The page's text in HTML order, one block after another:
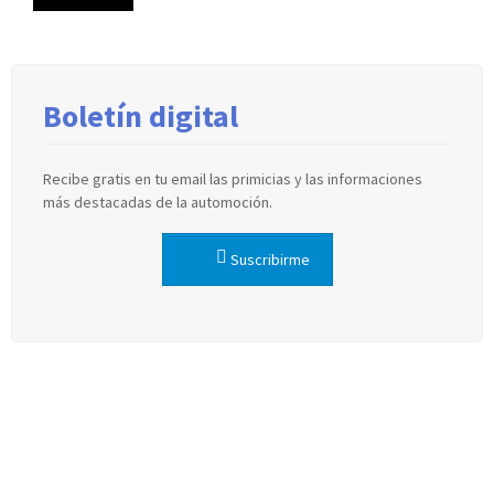
Boletín digital
Recibe gratis en tu email las primicias y las informaciones
más destacadas de la automoción.
Suscribirme